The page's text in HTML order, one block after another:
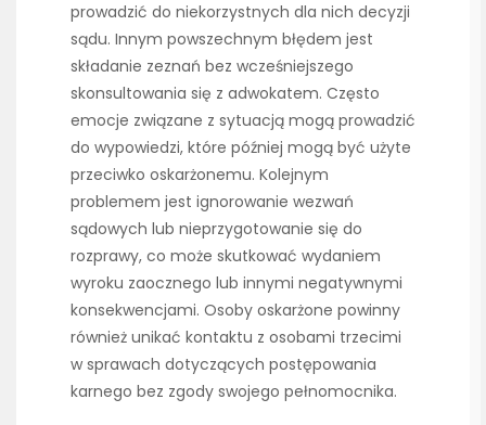
prowadzić do niekorzystnych dla nich decyzji
sądu. Innym powszechnym błędem jest
składanie zeznań bez wcześniejszego
skonsultowania się z adwokatem. Często
emocje związane z sytuacją mogą prowadzić
do wypowiedzi, które później mogą być użyte
przeciwko oskarżonemu. Kolejnym
problemem jest ignorowanie wezwań
sądowych lub nieprzygotowanie się do
rozprawy, co może skutkować wydaniem
wyroku zaocznego lub innymi negatywnymi
konsekwencjami. Osoby oskarżone powinny
również unikać kontaktu z osobami trzecimi
w sprawach dotyczących postępowania
karnego bez zgody swojego pełnomocnika.